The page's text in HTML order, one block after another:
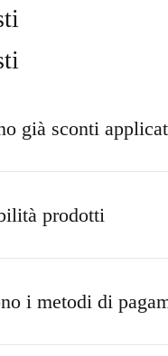
già sconti
prodotti
i metodi di